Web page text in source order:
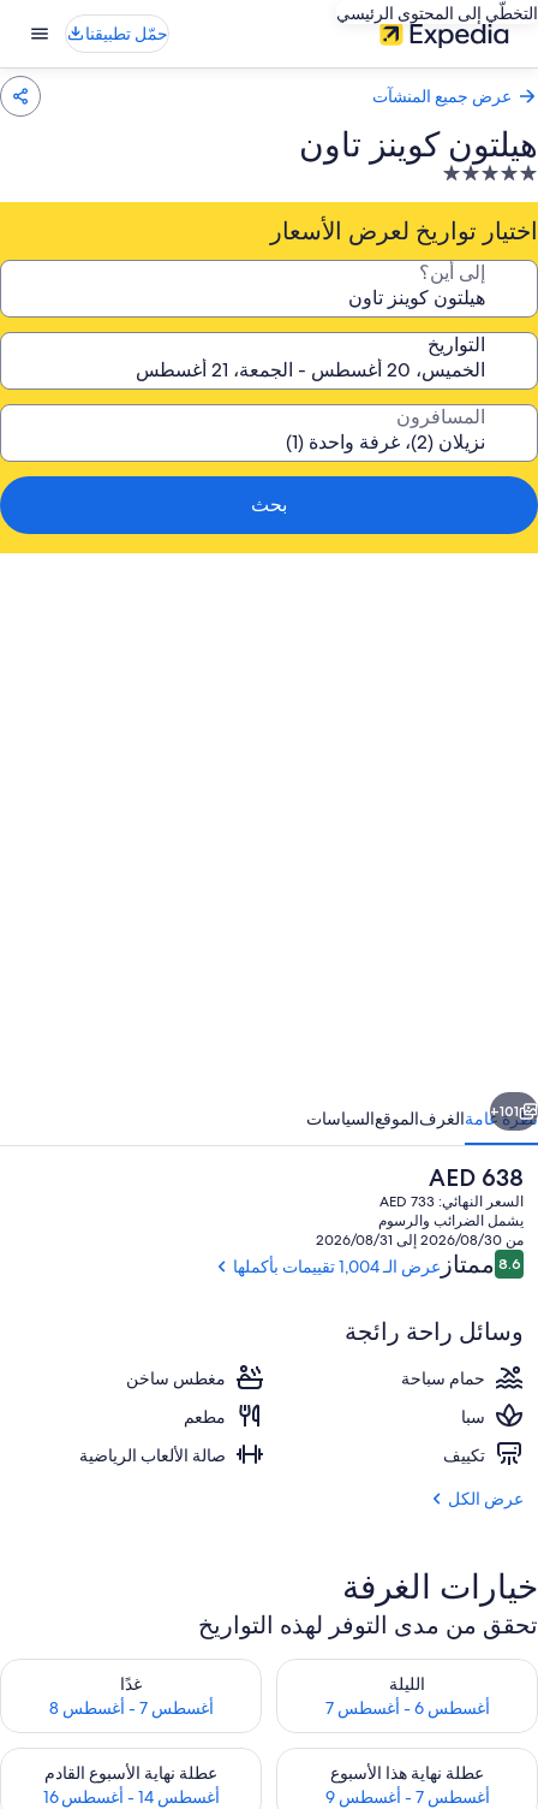
التخطّي إلى المحتوى الرئيسي
حمّل تطبيقنا
عرض جميع المنشآت
هيلتون كوينز تاون
منشأة
فندقية
مصنفة
5.0
اختيار تواريخ لعرض الأسعار
إلى أين؟
التواريخ
المسافرون
بحث
المنشأة من الخارج
التالي
101+
نظرة عامةالغرفالموقعالسياسات
السعر
الحالي
هو
AED
638
AED 638
السعر النهائي: AED 733
يشمل الضرائب والرسوم
من 2026/08/30 إلى 2026/08/31
التقييمات
8.68.6 من 10ممتاز عرض الـ 1,004 تقييمات بأكملها
وسائل راحة رائجة
حمام سباحة
مغطس ساخن
سبا
مطعم
تكييف
صالة الألعاب الرياضية
عرض الكل
خيارات الغرفة
تحقق من مدى التوفر لهذه التواريخ
الليلة
أغسطس 6 - أغسطس 7
تحقق من مدى التوفر لليلة للفترة أغسطس 6 - أغسطس 7
غدًا
أغسطس 7 - أغسطس 8
تحقق من مدى التوفر لغد للفترة أغسطس
عطلة نهاية هذا الأسبوع
أغسطس 7 - أغسطس 9
تحقق من مدى التوفر لعطلة نهاية هذا الأسبوع للفترة أغسطس 7 - أغسطس 9
عطلة نهاية الأسبوع القادم
أغسطس 14 - أغسطس 16
تحقق من مدى التوفر لعطلة نهاية